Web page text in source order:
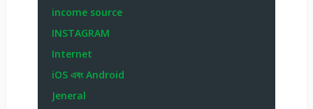
income source
INSTAGRAM
Internet
iOS এবং Android
Jeneral